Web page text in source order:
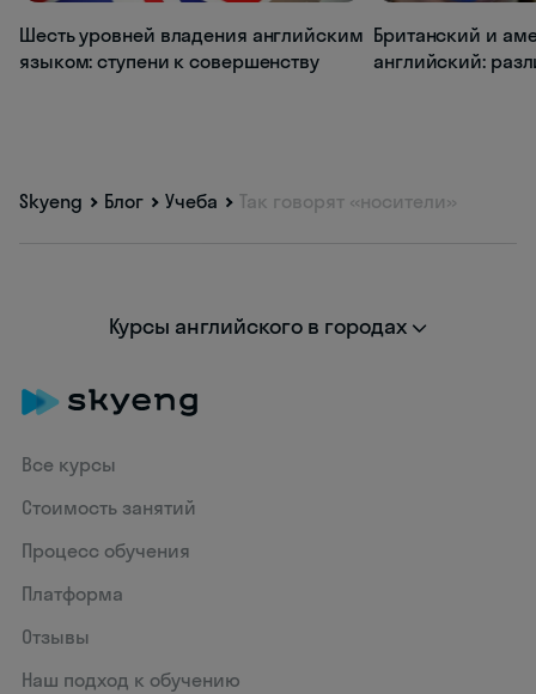
Шесть уровней владения английским
языком: ступени к совершенству
Британский и
английский:
Skyeng Блог Учеба Так говорят «носители»
Курсы английского в городах
Все курсы
Стоимость занятий
Процесс обучения
Платформа
Отзывы
Наш подход к обучению